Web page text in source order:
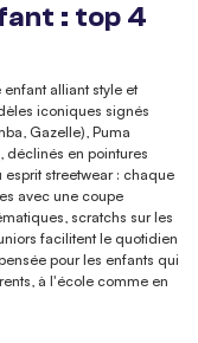
: top 4
alliant style et
iconiques signés
Gazelle), Puma
déclinés en pointures
streetwear : chaque
avec une coupe
scratchs sur les
facilitent le quotidien
pour les enfants qui
à l'école comme en